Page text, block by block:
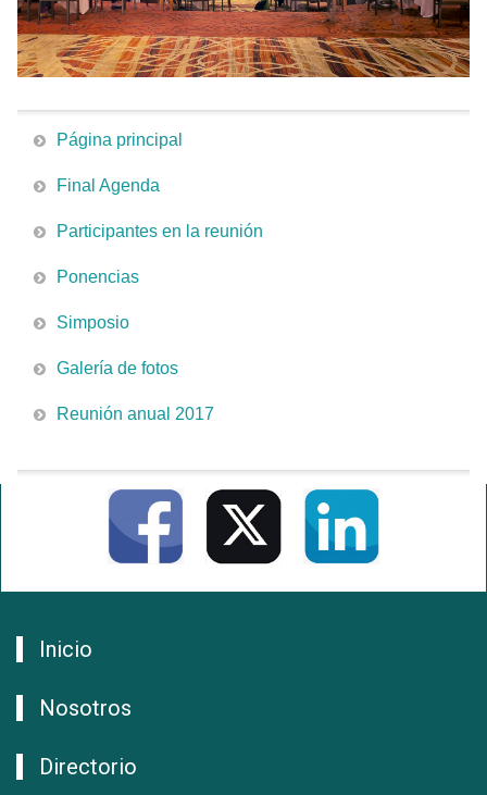
Página principal
Final Agenda
Participantes en la reunión
Ponencias
Simposio
Galería de fotos
Reunión anual 2017
Inicio
Nosotros
Directorio